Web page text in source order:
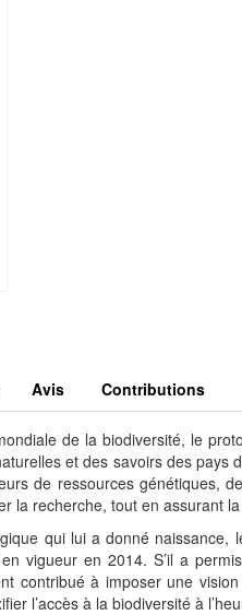
Avis Contributions
de la biodiversité, le
et des savoirs des pays
de ressources génétiques,
la recherche, tout en assurant
qui lui a donné naissance,
vigueur en 2014. S’il a
contribué à imposer une
l’accès à la biodiversité à